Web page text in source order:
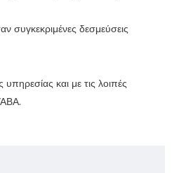
συγκεκριμένες δεσμεύσεις
και με τις λοιπές